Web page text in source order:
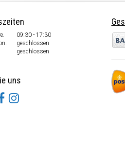
09:30 - 17:30
geschlossen
geschlossen
uns